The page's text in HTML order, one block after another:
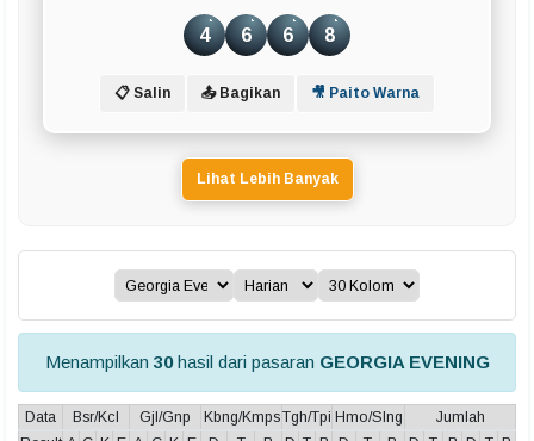
4 6 6 8
📋 Salin 📤 Bagikan 🎥 Paito Warna
Lihat Lebih Banyak
Menampilkan 30hasil dari pasaran GEORGIA EVENING
Data Bsr/Kcl Gjl/Gnp Kbng/KmpsTgh/Tpi Hmo/Slng
Jumlah